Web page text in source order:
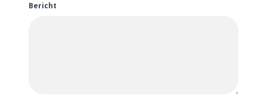
Bericht